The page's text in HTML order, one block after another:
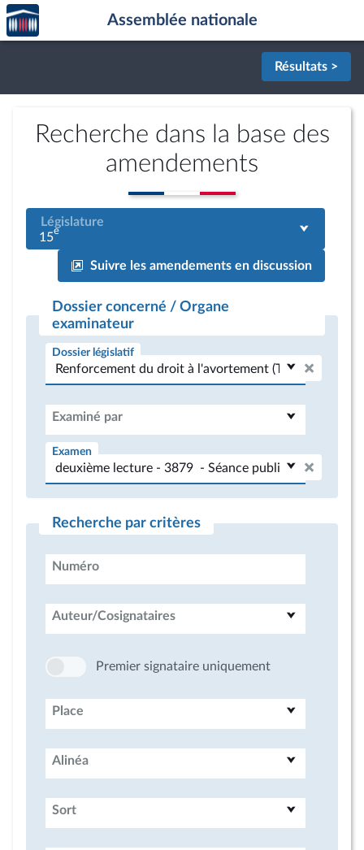
Aller au contenu
Aller en bas de la page
Accèder
à la
page
Assemblée nationale
Résultats >
Recherche dans la base des
amendements
Législature
15e
Suivre les amendements en discussion
Dossier concerné / Organe
examinateur
Dossier législatif
Examiné par
Examen
Recherche par critères
Numéro
Auteur/Cosignataires
Premier signataire uniquement
Place
Alinéa
Sort